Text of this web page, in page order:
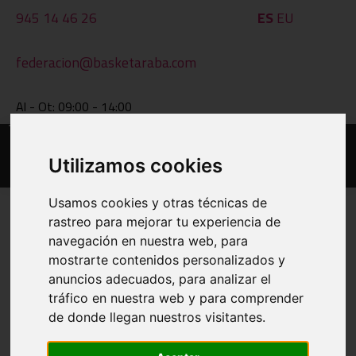
Utilizamos cookies
Usamos cookies y otras técnicas de
rastreo para mejorar tu experiencia de
navegación en nuestra web, para
mostrarte contenidos personalizados y
anuncios adecuados, para analizar el
tráfico en nuestra web y para comprender
de donde llegan nuestros visitantes.
945 14 46 26
federacion@basketaraba.com
Al - Ot: 09:00 - 14:00
ES EU
EGUTEGIAK ETA EMAITZAK
INPRIMATU